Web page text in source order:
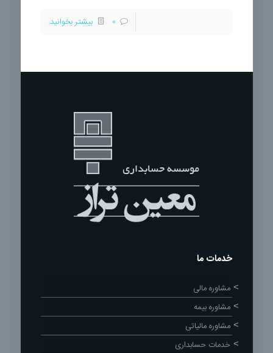
0 بیشتر بخوانید
خدمات ما
مشاوره مالی
مشاوره بیمه
مشاوره مالیاتی
خدمات حسابداری